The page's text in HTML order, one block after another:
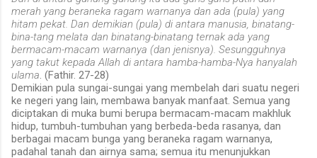
merah yang beraneka ragam warnanya dan ada (pula) yang
hitam pekat. Dan demikian (pula) di antara manusia, binatang-
bina-tang melata dan binatang-binatang ternak ada yang
bermacam-macam warnanya (dan jenisnya). Sesungguhnya
yang takut kepada Allah di antara hamba-hamba-Nya hanyalah
ulama . (Fathir. 27-28)
Demikian pula sungai-sungai yang membelah dari suatu negeri
ke negeri yang lain, membawa banyak manfaat. Semua yang
diciptakan di muka bumi berupa bermacam-macam makhluk
hidup, tumbuh-tumbuhan yang berbeda-beda rasanya, dan
berbagai macam bunga yang beraneka ragam warnanya,
padahal tanah dan airnya sama; semua itu menunjukkan